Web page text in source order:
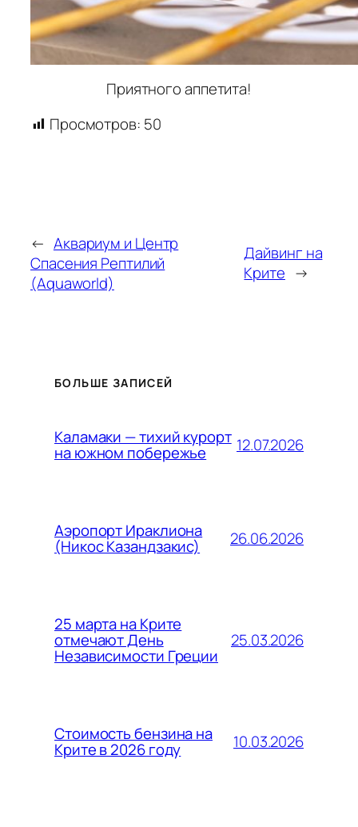
Приятного аппетита!
Просмотров: 50
← Аквариум и Центр
Спасения Рептилий
(Aquaworld)
Дайвинг на
Крите →
БОЛЬШЕ ЗАПИСЕЙ
Каламаки — тихий курорт
на южном побережье 12.07.2026
Аэропорт Ираклиона
(Никос Казандзакис) 26.06.2026
25 марта на Крите
отмечают День
Независимости Греции
25.03.2026
Стоимость бензина на
Крите в 2026 году 10.03.2026